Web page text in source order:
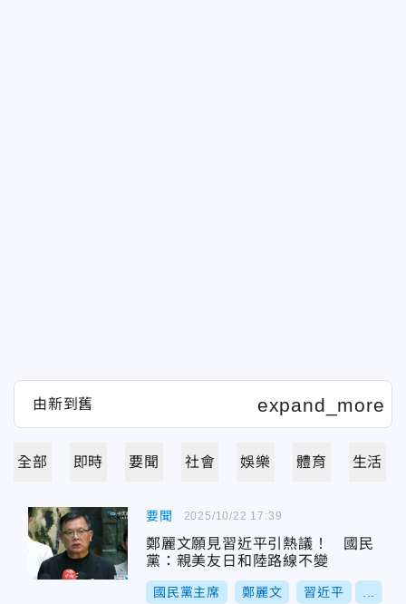
全部 即時 要聞 社會 娛樂 體育 生活
要聞
鄭麗文願見習近平引熱議！ 國民
黨：親美友日和陸路線不變
國民黨主席 鄭麗文 習近平
2025/10/22 17:39